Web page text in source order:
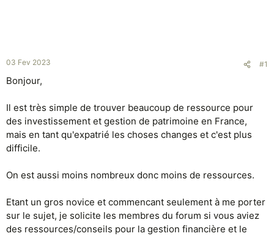
03 Fev 2023 #1
Bonjour,
Il est très simple de trouver beaucoup de ressource pour
des investissement et gestion de patrimoine en France,
mais en tant qu'expatrié les choses changes et c'est plus
difficile.
On est aussi moins nombreux donc moins de ressources.
Etant un gros novice et commencant seulement à me porter
sur le sujet, je solicite les membres du forum si vous aviez
des ressources/conseils pour la gestion financière et le